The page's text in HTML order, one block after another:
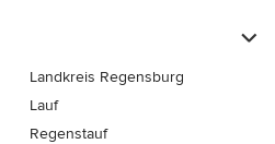
Landkreis Regensburg
Lauf
Regenstauf